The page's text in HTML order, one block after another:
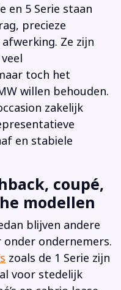
en 5 Serie staan
precieze
Ze zijn
toch het
willen behouden.
zakelijk
en stabiele
coupé,
modellen
blijven andere
ondernemers.
zoals de 1 Serie zijn
voor stedelijk